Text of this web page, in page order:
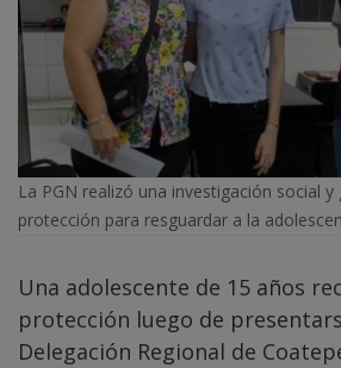
La PGN realizó una investigación social
protección para resguardar a la
Una adolescente de 15 años
protección luego de
Delegación Regional de